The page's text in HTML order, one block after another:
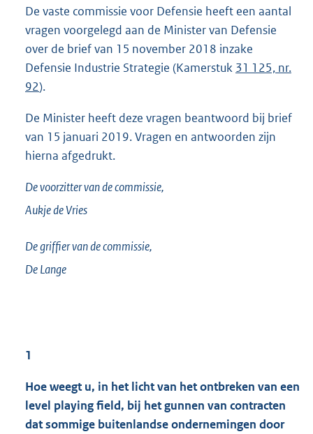
7
De vaste commissie voor Defensie heeft een aantal
vragen voorgelegd aan de Minister van Defensie
over de brief van 15 november 2018 inzake
Defensie Industrie Strategie (Kamerstuk 31 125, nr.
92).
De Minister heeft deze vragen beantwoord bij brief
van 15 januari 2019. Vragen en antwoorden zijn
hierna afgedrukt.
De voorzitter van de commissie,
Aukje deVries
De griffier van de commissie,
De Lange
1
Hoe weegt u, in het licht van het ontbreken van een
level playing field, bij het gunnen van contracten
dat sommige buitenlandse ondernemingen door